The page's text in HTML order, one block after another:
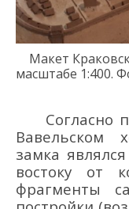
Макет
масштабе 1:400.
Согласно
Вавельском
замка являлся
востоку от
фрагменты